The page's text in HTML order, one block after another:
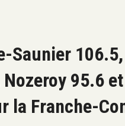
Saunier
95.6
la Franche-